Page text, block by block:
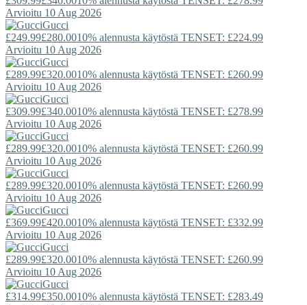
Arvioitu 10 Aug 2026
Gucci
£249.99£280.0010% alennusta käytöstä TENSET: £224.99
Arvioitu 10 Aug 2026
Gucci
£289.99£320.0010% alennusta käytöstä TENSET: £260.99
Arvioitu 10 Aug 2026
Gucci
£309.99£340.0010% alennusta käytöstä TENSET: £278.99
Arvioitu 10 Aug 2026
Gucci
£289.99£320.0010% alennusta käytöstä TENSET: £260.99
Arvioitu 10 Aug 2026
Gucci
£289.99£320.0010% alennusta käytöstä TENSET: £260.99
Arvioitu 10 Aug 2026
Gucci
£369.99£420.0010% alennusta käytöstä TENSET: £332.99
Arvioitu 10 Aug 2026
Gucci
£289.99£320.0010% alennusta käytöstä TENSET: £260.99
Arvioitu 10 Aug 2026
Gucci
£314.99£350.0010% alennusta käytöstä TENSET: £283.49